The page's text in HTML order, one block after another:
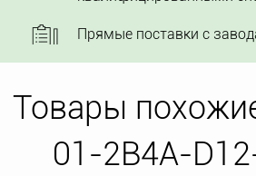
Прямые поставки с
Товары
01-2B4A-